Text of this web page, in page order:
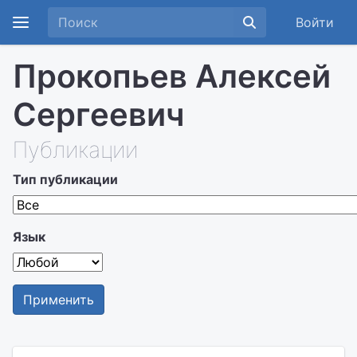
Войти
Прокопьев Алексей
Сергеевич
Публикации
Тип публикации
Язык
Применить